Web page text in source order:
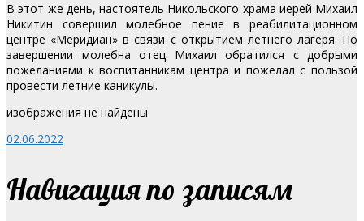
В этот же день, настоятель Никольского храма иерей Михаил
Никитин совершил молебное пение в реабилитационном
центре «Меридиан» в связи с открытием летнего лагеря. По
завершении молебна отец Михаил обратился с добрыми
пожеланиями к воспитанникам центра и пожелал с пользой
провести летние каникулы.
изображения не найдены
02.06.2022
Навигация по записям